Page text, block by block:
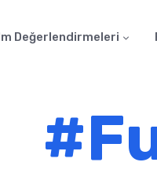
Değerlendirmeleri